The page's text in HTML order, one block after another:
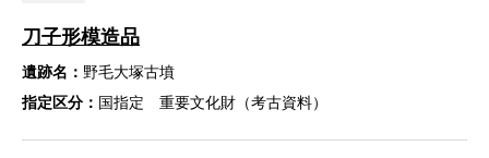
刀子形模造品
遺跡名： 野毛大塚古墳
指定区分： 国指定 重要文化財（考古資料）